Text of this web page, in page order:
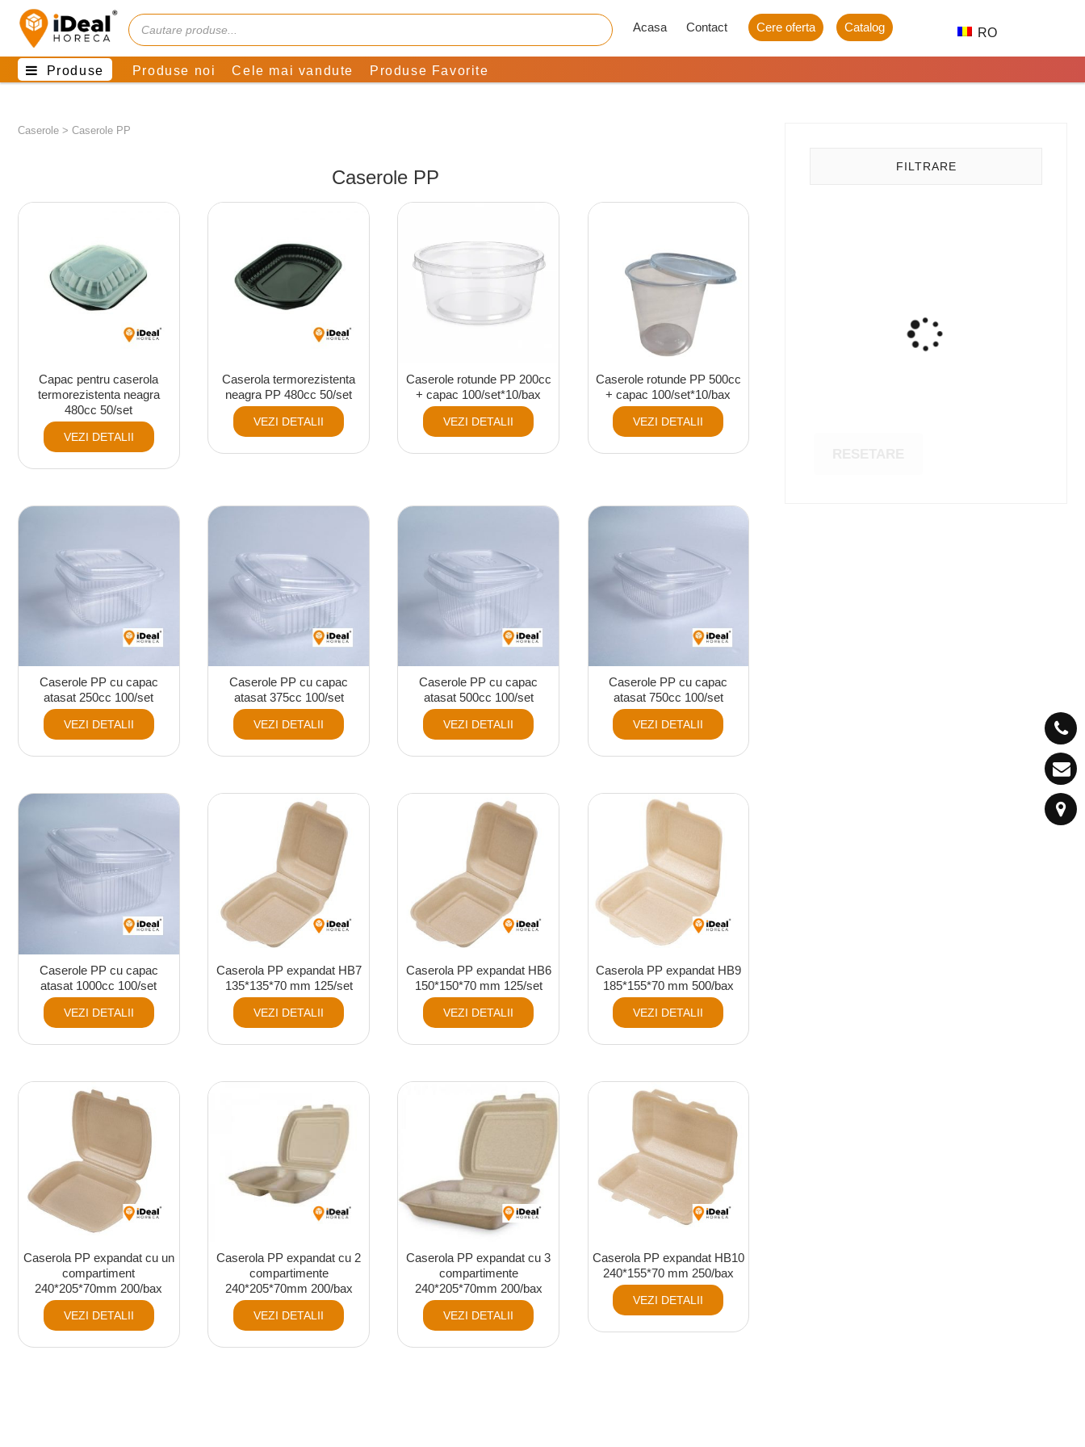
RO
Catalog
Cere oferta
Acasa Contact
Produse Produse noi Cele mai vandute Produse Favorite
Caserole > Caserole PP
Caserole PP
Capac pentru caserola
termorezistenta neagra
480cc 50/set
VEZI DETALII
Caserola termorezistenta
neagra PP 480cc 50/set
VEZI DETALII
Caserole rotunde PP 200cc
+ capac 100/set*10/bax
VEZI DETALII
Caserole rotunde PP 500cc
+ capac 100/set*10/bax
VEZI DETALII
Caserole PP cu capac
atasat 250cc 100/set
VEZI DETALII
Caserole PP cu capac
atasat 375cc 100/set
VEZI DETALII
Caserole PP cu capac
atasat 500cc 100/set
VEZI DETALII
Caserole PP cu capac
atasat 750cc 100/set
VEZI DETALII
Caserole PP cu capac
atasat 1000cc 100/set
VEZI DETALII
Caserola PP expandat HB7
135*135*70 mm 125/set
VEZI DETALII
Caserola PP expandat HB6
150*150*70 mm 125/set
VEZI DETALII
Caserola PP expandat HB9
185*155*70 mm 500/bax
VEZI DETALII
Caserola PP expandat cu un
compartiment
240*205*70mm 200/bax
VEZI DETALII
Caserola PP expandat cu 2
compartimente
240*205*70mm 200/bax
VEZI DETALII
Caserola PP expandat cu 3
compartimente
240*205*70mm 200/bax
VEZI DETALII
Caserola PP expandat HB10
240*155*70 mm 250/bax
VEZI DETALII
FILTRARE